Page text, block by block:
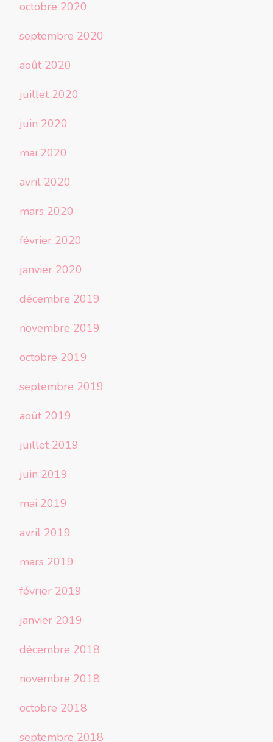
octobre 2020
septembre 2020
août 2020
juillet 2020
juin 2020
mai 2020
avril 2020
mars 2020
février 2020
janvier 2020
décembre 2019
novembre 2019
octobre 2019
septembre 2019
août 2019
juillet 2019
juin 2019
mai 2019
avril 2019
mars 2019
février 2019
janvier 2019
décembre 2018
novembre 2018
octobre 2018
septembre 2018